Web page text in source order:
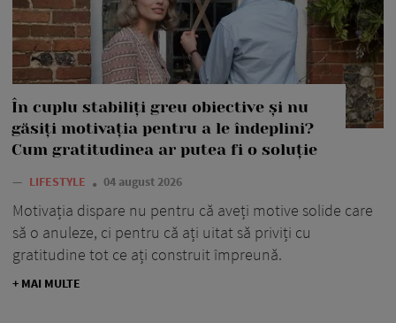
În cuplu stabiliți greu obiective și nu
găsiți motivația pentru a le îndeplini?
Cum gratitudinea ar putea fi o soluție
— LIFESTYLE 04 august 2026
Motivația dispare nu pentru că aveți motive solide care
să o anuleze, ci pentru că ați uitat să priviți cu
gratitudine tot ce ați construit împreună.
+ MAI MULTE